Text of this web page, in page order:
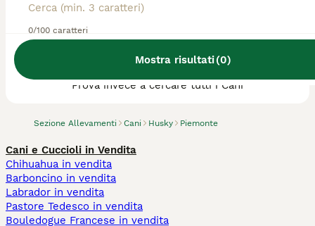
0/100 caratteri
Mostra risultati(0)
Sezione Allevamenti Cani Husky Piemonte
Abbiamo trovato 0 Allevamento di Husky,
Prova invece a cercare tutti i Cani
Cani e Cuccioli in Vendita
Chihuahua in vendita
Barboncino in vendita
Labrador in vendita
Pastore Tedesco in vendita
Bouledogue Francese in vendita